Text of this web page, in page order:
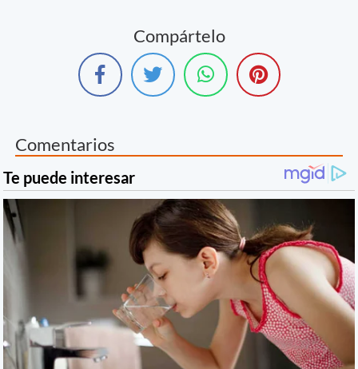
Compártelo
Comentarios